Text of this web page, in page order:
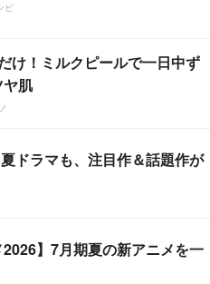
ピ
け！ミルクピールで一日中ず
ヤ肌
ドラマも、注目作＆話題作が
2026】7月期夏の新アニメを一